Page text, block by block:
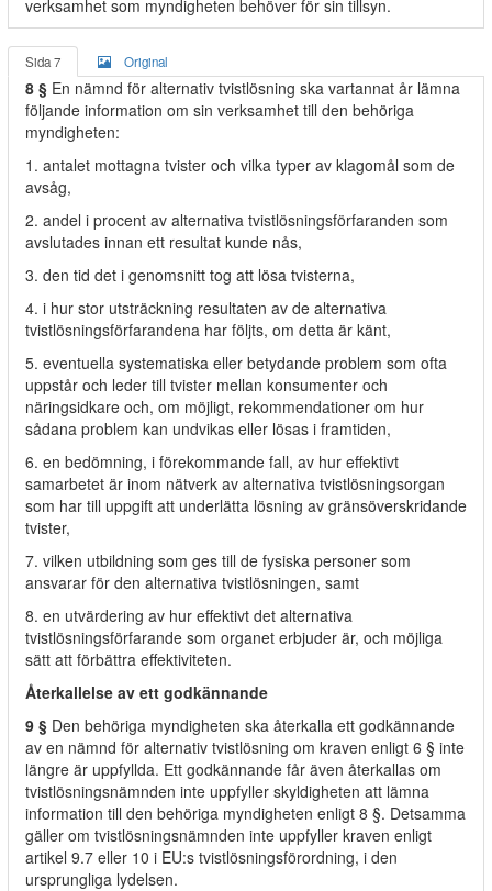
verksamhet som myndigheten behöver för sin tillsyn.
Sida 7 Original
8 § En nämnd för alternativ tvistlösning ska vartannat år lämna
följande information om sin verksamhet till den behöriga
myndigheten:
1. antalet mottagna tvister och vilka typer av klagomål som de
avsåg,
2. andel i procent av alternativa tvistlösningsförfaranden som
avslutades innan ett resultat kunde nås,
3. den tid det i genomsnitt tog att lösa tvisterna,
4. i hur stor utsträckning resultaten av de alternativa
tvistlösningsförfarandena har följts, om detta är känt,
5. eventuella systematiska eller betydande problem som ofta
uppstår och leder till tvister mellan konsumenter och
näringsidkare och, om möjligt, rekommendationer om hur
sådana problem kan undvikas eller lösas i framtiden,
6. en bedömning, i förekommande fall, av hur effektivt
samarbetet är inom nätverk av alternativa tvistlösningsorgan
som har till uppgift att underlätta lösning av gränsöverskridande
tvister,
7. vilken utbildning som ges till de fysiska personer som
ansvarar för den alternativa tvistlösningen, samt
8. en utvärdering av hur effektivt det alternativa
tvistlösningsförfarande som organet erbjuder är, och möjliga
sätt att förbättra effektiviteten.
Återkallelse av ett godkännande
9 § Den behöriga myndigheten ska återkalla ett godkännande
av en nämnd för alternativ tvistlösning om kraven enligt 6 § inte
längre är uppfyllda. Ett godkännande får även återkallas om
tvistlösningsnämnden inte uppfyller skyldigheten att lämna
information till den behöriga myndigheten enligt 8 §. Detsamma
gäller om tvistlösningsnämnden inte uppfyller kraven enligt
artikel 9.7 eller 10 i EU:s tvistlösningsförordning, i den
ursprungliga lydelsen.